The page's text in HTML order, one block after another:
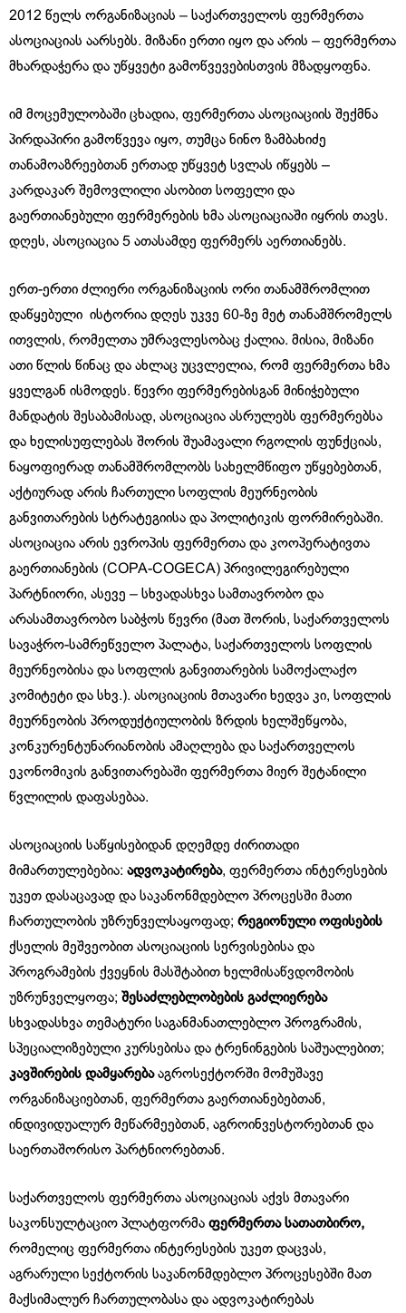
2012 წელს ორგანიზაციას – საქართველოს ფერმერთა
ასოციაციას აარსებს. მიზანი ერთი იყო და არის – ფერმერთა
მხარდაჭერა და უწყვეტი გამოწვევებისთვის მზადყოფნა.
იმ მოცემულობაში ცხადია, ფერმერთა ასოციაციის შექმნა
პირდაპირი გამოწვევა იყო, თუმცა ნინო ზამბახიძე
თანამოაზრეებთან ერთად უწყვეტ სვლას იწყებს –
კარდაკარ შემოვლილი ასობით სოფელი და
გაერთიანებული ფერმერების ხმა ასოციაციაში იყრის თავს.
დღეს, ასოციაცია 5 ათასამდე ფერმერს აერთიანებს.
ერთ-ერთი ძლიერი ორგანიზაციის ორი თანამშრომლით
დაწყებული ისტორია დღეს უკვე 60-ზე მეტ თანამშრომელს
ითვლის, რომელთა უმრავლესობაც ქალია. მისია, მიზანი
ათი წლის წინაც და ახლაც უცვლელია, რომ ფერმერთა ხმა
ყველგან ისმოდეს. წევრი ფერმერებისგან მინიჭებული
მანდატის შესაბამისად, ასოციაცია ასრულებს ფერმერებსა
და ხელისუფლებას შორის შუამავალი რგოლის ფუნქციას,
ნაყოფიერად თანამშრომლობს სახელმწიფო უწყებებთან,
აქტიურად არის ჩართული სოფლის მეურნეობის
განვითარების სტრატეგიისა და პოლიტიკის ფორმირებაში.
ასოციაცია არის ევროპის ფერმერთა და კოოპერატივთა
გაერთიანების (COPA-COGECA) პრივილეგირებული
პარტნიორი, ასევე – სხვადასხვა სამთავრობო და
არასამთავრობო საბჭოს წევრი (მათ შორის, საქართველოს
სავაჭრო-სამრეწველო პალატა, საქართველოს სოფლის
მეურნეობისა და სოფლის განვითარების სამოქალაქო
კომიტეტი და სხვ.). ასოციაციის მთავარი ხედვა კი, სოფლის
მეურნეობის პროდუქტიულობის ზრდის ხელშეწყობა,
კონკურენტუნარიანობის ამაღლება და საქართველოს
ეკონომიკის განვითარებაში ფერმერთა მიერ შეტანილი
წვლილის დაფასებაა.
ასოციაციის საწყისებიდან დღემდე ძირითადი
მიმართულებებია: ადვოკატირება, ფერმერთა ინტერესების
უკეთ დასაცავად და საკანონმდებლო პროცესში მათი
ჩართულობის უზრუნველსაყოფად; რეგიონული ოფისების
ქსელის მეშვეობით ასოციაციის სერვისებისა და
პროგრამების ქვეყნის მასშტაბით ხელმისაწვდომობის
უზრუნველყოფა; შესაძლებლობების გაძლიერება
სხვადასხვა თემატური საგანმანათლებლო პროგრამის,
სპეციალიზებული კურსებისა და ტრენინგების საშუალებით;
კავშირების დამყარებააგროსექტორში მომუშავე
ორგანიზაციებთან, ფერმერთა გაერთიანებებთან,
ინდივიდუალურ მეწარმეებთან, აგროინვესტორებთან და
საერთაშორისო პარტნიორებთან.
საქართველოს ფერმერთა ასოციაციას აქვს მთავარი
საკონსულტაციო პლატფორმა ფერმერთა სათათბირო,
რომელიც ფერმერთა ინტერესების უკეთ დაცვას,
აგრარული სექტორის საკანონმდებლო პროცესებში მათ
მაქსიმალურ ჩართულობასა და ადვოკატირებას